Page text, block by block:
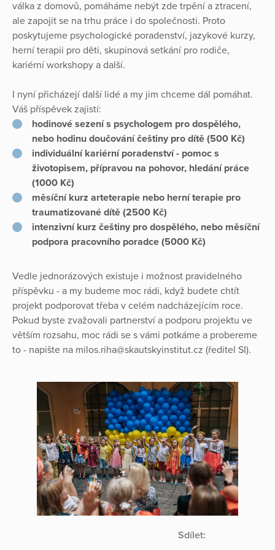
válka z domovů, pomáháme nebýt zde trpění a ztracení,
ale zapojit se na trhu práce i do společnosti. Proto
poskytujeme psychologické poradenství, jazykové kurzy,
herní terapii pro děti, skupinová setkání pro rodiče,
kariérní workshopy a další.
I nyní přicházejí další lidé a my jim chceme dál pomáhat.
Váš příspěvek zajistí:
hodinové sezení s psychologem pro dospělého,
nebo hodinu doučování češtiny pro dítě (500 Kč)
individuální kariérní poradenství - pomoc s
životopisem, přípravou na pohovor, hledání práce
(1000 Kč)
měsíční kurz arteterapie nebo herní terapie pro
traumatizované dítě (2500 Kč)
intenzivní kurz češtiny pro dospělého, nebo měsíční
podpora pracovního poradce (5000 Kč)
Vedle jednorázových existuje i možnost pravidelného
příspěvku - a my budeme moc rádi, když budete chtít
projekt podporovat třeba v celém nadcházejícím roce.
Pokud byste zvažovali partnerství a podporu projektu ve
větším rozsahu, moc rádi se s vámi potkáme a probereme
to - napište na milos.riha@skautskyinstitut.cz (ředitel SI).
Sdílet: